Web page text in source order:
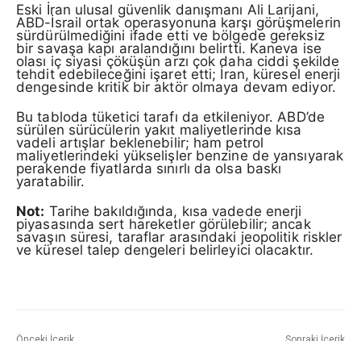
Eski İran ulusal güvenlik danışmanı Ali Larijani,
ABD-İsrail ortak operasyonuna karşı görüşmelerin
sürdürülmediğini ifade etti ve bölgede gereksiz
bir savaşa kapı aralandığını belirtti. Kaneva ise
olası iç siyasi çöküşün arzı çok daha ciddi şekilde
tehdit edebileceğini işaret etti; İran, küresel enerji
dengesinde kritik bir aktör olmaya devam ediyor.
Bu tabloda tüketici tarafı da etkileniyor. ABD’de
sürülen sürücülerin yakıt maliyetlerinde kısa
vadeli artışlar beklenebilir; ham petrol
maliyetlerindeki yükselişler benzine de yansıyarak
perakende fiyatlarda sınırlı da olsa baskı
yaratabilir.
Not: Tarihe bakıldığında, kısa vadede enerji
piyasasında sert hareketler görülebilir; ancak
savaşın süresi, taraflar arasındaki jeopolitik riskler
ve küresel talep dengeleri belirleyici olacaktır.